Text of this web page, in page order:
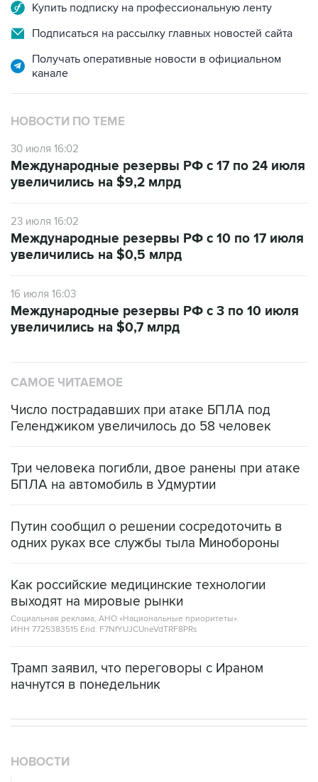
Купить подписку на профессиональную ленту
Подписаться на рассылку главных новостей сайта
Получать оперативные новости в официальном
канале
НОВОСТИ ПО ТЕМЕ
30 июля 16:02
Международные резервы РФ с 17 по 24 июля
увеличились на $9,2 млрд
23 июля 16:02
Международные резервы РФ с 10 по 17 июля
увеличились на $0,5 млрд
16 июля 16:03
Международные резервы РФ с 3 по 10 июля
увеличились на $0,7 млрд
САМОЕ ЧИТАЕМОЕ
Число пострадавших при атаке БПЛА под
Геленджиком увеличилось до 58 человек
Три человека погибли, двое ранены при атаке
БПЛА на автомобиль в Удмуртии
Путин сообщил о решении сосредоточить в
одних руках все службы тыла Минобороны
Как российские медицинские технологии
выходят на мировые рынки
Социальная реклама, АНО «Национальные приоритеты».
ИНН 7725383515 Erid: F7NfYUJCUneVdTRF8PRs
Трамп заявил, что переговоры с Ираном
начнутся в понедельник
НОВОСТИ